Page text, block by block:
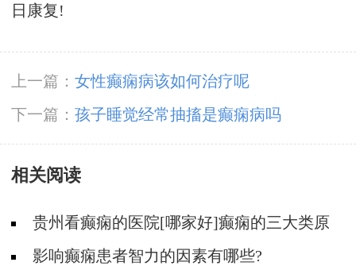
日康复!
上一篇： 女性癫痫病该如何治疗呢
下一篇： 孩子睡觉经常抽搐是癫痫病吗
相关阅读
贵州看癫痫的医院[哪家好]癫痫的三大类原
因?影响癫痫患者智力的因素有哪些?